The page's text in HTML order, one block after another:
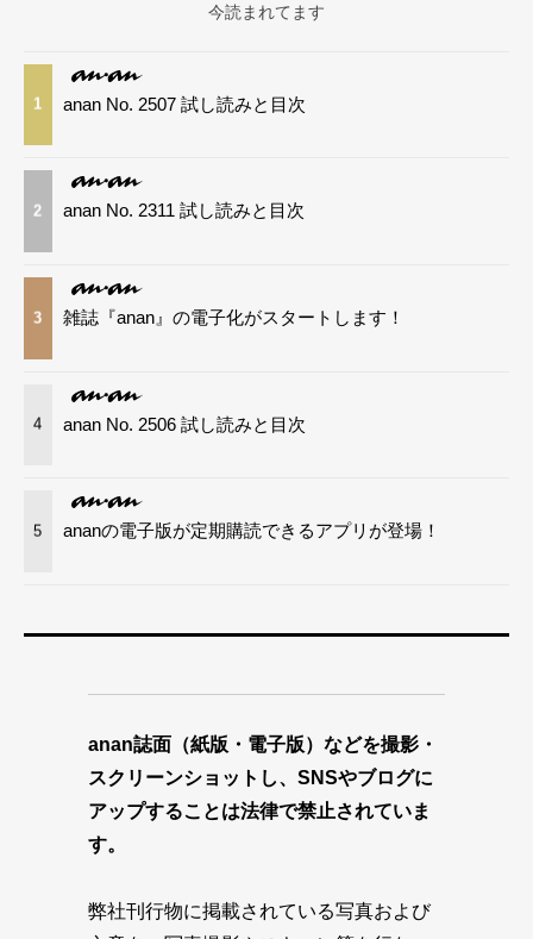
今読まれてます
1 anan No. 2507 試し読みと目次
2 anan No. 2311 試し読みと目次
3 雑誌『anan』の電子化がスタートします！
4 anan No. 2506 試し読みと目次
5 ananの電子版が定期購読できるアプリが登場！
anan誌面（紙版・電子版）などを撮影・
スクリーンショットし、SNSやブログに
アップすることは法律で禁止されていま
す。
弊社刊行物に掲載されている写真および